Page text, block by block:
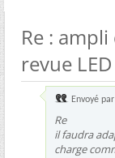
Re : ampli
revue LED
Envoyé par
Re
il faudra
charge